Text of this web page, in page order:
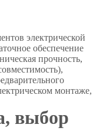
электрической
обеспечение
прочность,
монтаже,
выбор